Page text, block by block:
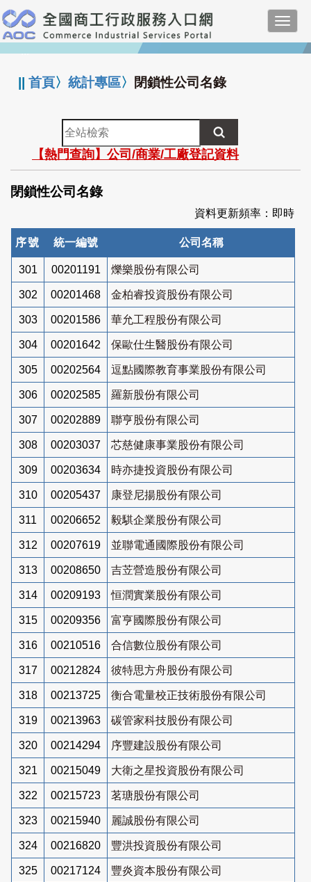
跳
到
主
要
:::
||首頁〉統計專區〉 閉鎖性公司名錄
全
站
檢
索
【熱門查詢】公司/商業/工廠登記資料
閉鎖性公司名錄
資料更新頻率：即時
序號 統一編號 公司名稱
301 00201191 爍樂股份有限公司
302 00201468 金柏睿投資股份有限公司
303 00201586 華允工程股份有限公司
304 00201642 保歐仕生醫股份有限公司
305 00202564 逗點國際教育事業股份有限公司
306 00202585 羅新股份有限公司
307 00202889 聯亨股份有限公司
308 00203037 芯慈健康事業股份有限公司
309 00203634 時亦捷投資股份有限公司
310 00205437 康登尼揚股份有限公司
311 00206652 毅騏企業股份有限公司
312 00207619 並聯電通國際股份有限公司
313 00208650 吉苙營造股份有限公司
314 00209193 恒潤實業股份有限公司
315 00209356 富亨國際股份有限公司
316 00210516 合信數位股份有限公司
317 00212824 彼特思方舟股份有限公司
318 00213725 衡合電量校正技術股份有限公司
319 00213963 碳管家科技股份有限公司
320 00214294 序豐建設股份有限公司
321 00215049 大衛之星投資股份有限公司
322 00215723 茗瑭股份有限公司
323 00215940 麗誠股份有限公司
324 00216820 豐洪投資股份有限公司
325 00217124 豐炎資本股份有限公司